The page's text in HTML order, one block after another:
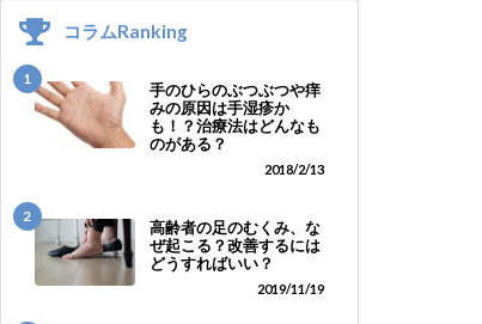
コラムRanking
1
手のひらのぶつぶつや痒
みの原因は手湿疹か
も！？治療法はどんなも
のがある？
2018/2/13
2
高齢者の足のむくみ、な
ぜ起こる？改善するには
どうすればいい？
2019/11/19